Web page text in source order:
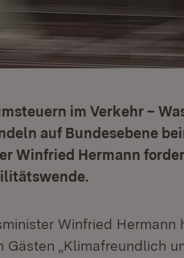
im Verkehr –
auf Bundesebene
Winfried Hermann
Winfried Hermann
„Klimafreundlich